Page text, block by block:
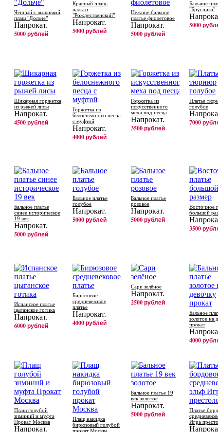
Чёпный с вышивкой
плащ "Дольче"
Напрокат.
5000 рублей
Красный плащ-
пальто
"Рождественский"
Напрокат.
5000 рублей
Нежное бальное
платье фиолетовое
Напрокат.
5000 рублей
Бальное
"Брусника"
5000
Шикарная горжетка
из рыжей лисы
Напрокат.
4500 рублей
Горжетка из
белоснежного песца
с муфтой
Напрокат.
4000 рублей
Горжетка из
искусственного
меха под песца
Напрокат.
3500 рублей
Платье
голубое
7000
Бальное платье
синее историческое
19 век
Напрокат.
5000 рублей
Бальное платье
голубое
Напрокат.
5000 рублей
Бальное платье
розовое
Напрокат.
5000 рублей
Восточное
большой
3500
Испанское платье
цыганское готика
Напрокат.
6000 рублей
Бирюзовое
средневековое
платье
Напрокат.
4000 рублей
Сари зелёное
Напрокат.
2500 рублей
Бальное
золотое на
прокат
4000
Плащ голубой
зиминий и муфта
Прокат Москва
Напрокат.
Плащ накидка
бирюзовый голубой
прокат Москва
Бальное платье 19
век золотое
Напрокат.
5000 рублей
Платье
Игра